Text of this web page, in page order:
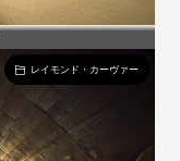
レイモンド・カーヴァー